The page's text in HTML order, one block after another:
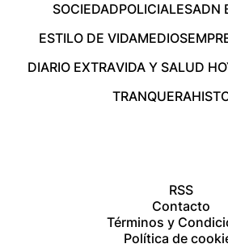
SOCIEDADPOLICIALESADN
ESTILO DE VIDAMEDIOS
DIARIO EXTRAVIDA Y SALUD
TRANQUERA
RSS
Contacto
Términos y
Política de